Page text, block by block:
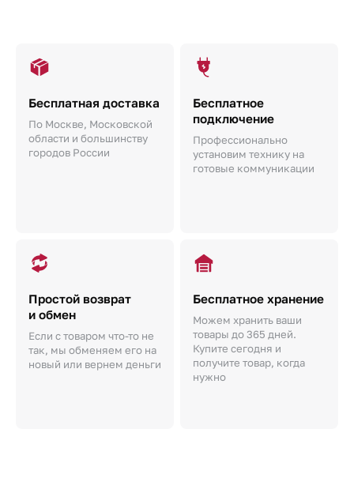
Бесплатная доставка
По Москве, Московской
области и большинству
городов России
Бесплатное
подключение
Профессионально
установим технику на
готовые коммуникации
Простой возврат
и обмен
Если с товаром что-то не
так, мы обменяем его на
новый или вернем деньги
Бесплатное хранение
Можем хранить ваши
товары до 365 дней.
Купите сегодня и
получите товар, когда
нужно